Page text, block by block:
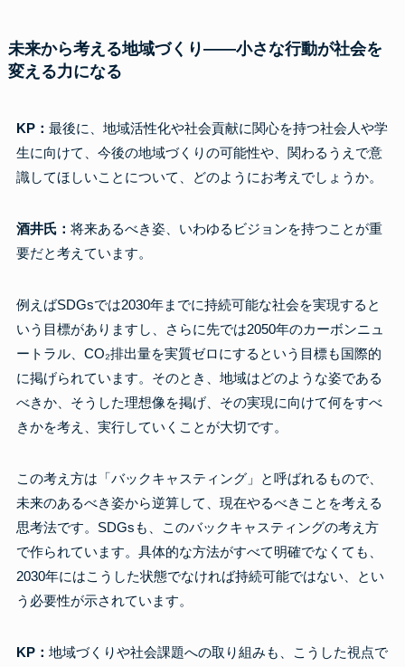
未来から考える地域づくり――小さな行動が社会を
変える力になる
KP： 最後に、地域活性化や社会貢献に関心を持つ社会人や学
生に向けて、今後の地域づくりの可能性や、関わるうえで意
識してほしいことについて、どのようにお考えでしょうか。
酒井氏： 将来あるべき姿、いわゆるビジョンを持つことが重
要だと考えています。
例えばSDGsでは2030年までに持続可能な社会を実現すると
いう目標がありますし、さらに先では2050年のカーボンニュ
ートラル、CO₂排出量を実質ゼロにするという目標も国際的
に掲げられています。そのとき、地域はどのような姿である
べきか、そうした理想像を掲げ、その実現に向けて何をすべ
きかを考え、実行していくことが大切です。
この考え方は「バックキャスティング」と呼ばれるもので、
未来のあるべき姿から逆算して、現在やるべきことを考える
思考法です。SDGsも、このバックキャスティングの考え方
で作られています。具体的な方法がすべて明確でなくても、
2030年にはこうした状態でなければ持続可能ではない、とい
う必要性が示されています。
KP： 地域づくりや社会課題への取り組みも、こうした視点で